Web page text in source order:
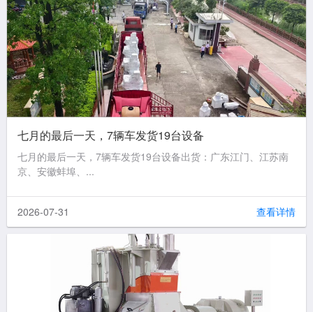
七月的最后一天，7辆车发货19台设备
七月的最后一天，7辆车发货19台设备出货：广东江门、江苏南
京、安徽蚌埠、...
2026-07-31 查看详情